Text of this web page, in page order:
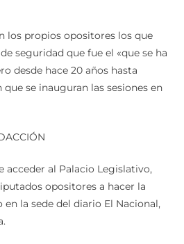
seguridad que fue el «que se ha
desde hace 20 años hasta
se inauguran las sesiones en
opositores a hacer la
la sede del diario El Nacional,